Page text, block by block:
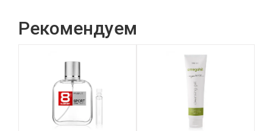
Рекомендуем